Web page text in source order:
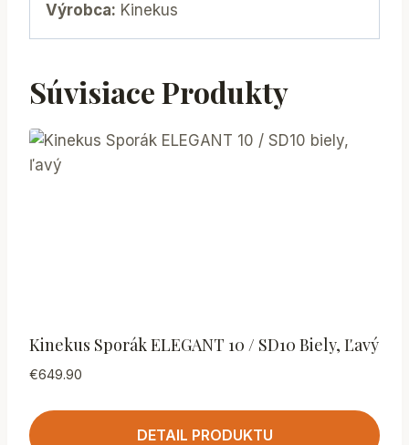
Výrobca: Kinekus
Súvisiace Produkty
Kinekus Sporák ELEGANT 10 / SD10 Biely, Ľavý
€649.90
DETAIL PRODUKTU